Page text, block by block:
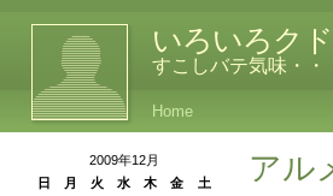
いろいろク
すこしバテ気味・・
Home
アル
2009年12月
日
月 火 水 木 金
土